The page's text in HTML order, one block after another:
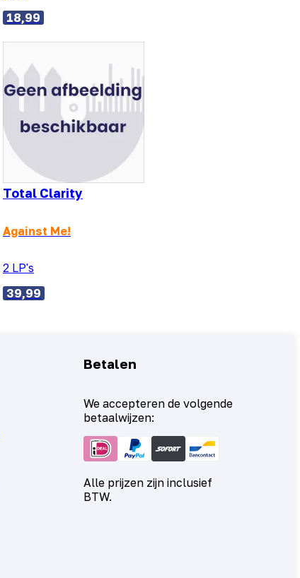
18,99
Total Clarity
Against Me!
2 LP's
39,99
Betalen
We accepteren de volgende
betaalwijzen:
Alle prijzen zijn inclusief
BTW.